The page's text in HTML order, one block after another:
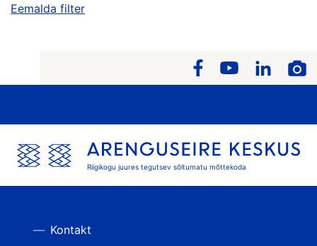
Eemalda filter
Riigikogu juures tegutsev sõltumatu mõttekoda
Kontakt